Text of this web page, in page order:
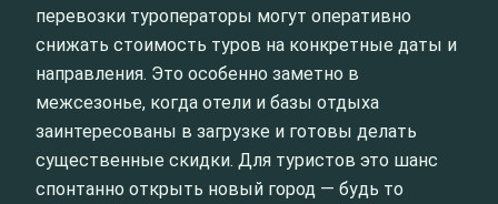
перевозки туроператоры могут оперативно
снижать стоимость туров на конкретные даты и
направления. Это особенно заметно в
межсезонье, когда отели и базы отдыха
заинтересованы в загрузке и готовы делать
существенные скидки. Для туристов это шанс
спонтанно открыть новый город — будь то